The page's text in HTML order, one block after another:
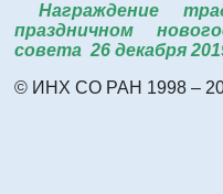
Награждение
праздничном
совета 26 декабря
© ИНХ СО РАН 1998 –